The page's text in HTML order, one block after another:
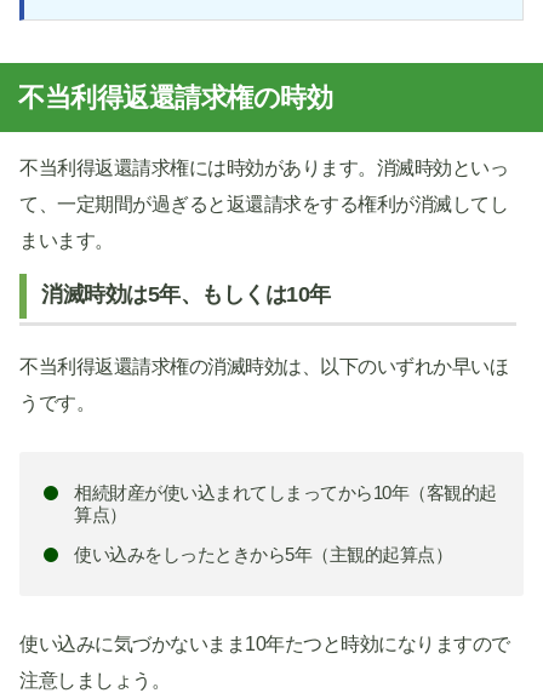
不当利得返還請求権の時効
不当利得返還請求権には時効があります。消滅時効といっ
て、一定期間が過ぎると返還請求をする権利が消滅してし
まいます。
消滅時効は5年、もしくは10年
不当利得返還請求権の消滅時効は、以下のいずれか早いほ
うです。
相続財産が使い込まれてしまってから10年（客観的起
算点）
使い込みをしったときから5年（主観的起算点）
使い込みに気づかないまま10年たつと時効になりますので
注意しましょう。